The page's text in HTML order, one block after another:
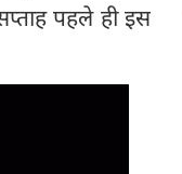
पहले ही इस